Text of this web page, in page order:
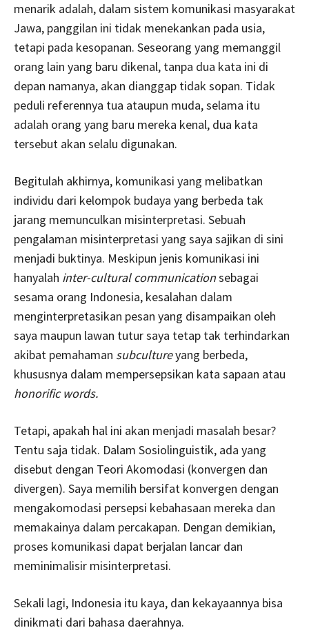
menarik adalah, dalam sistem komunikasi masyarakat
Jawa, panggilan ini tidak menekankan pada usia,
tetapi pada kesopanan. Seseorang yang memanggil
orang lain yang baru dikenal, tanpa dua kata ini di
depan namanya, akan dianggap tidak sopan. Tidak
peduli referennya tua ataupun muda, selama itu
adalah orang yang baru mereka kenal, dua kata
tersebut akan selalu digunakan.
Begitulah akhirnya, komunikasi yang melibatkan
individu dari kelompok budaya yang berbeda tak
jarang memunculkan misinterpretasi. Sebuah
pengalaman misinterpretasi yang saya sajikan di sini
menjadi buktinya. Meskipun jenis komunikasi ini
hanyalah inter-cultural communicationsebagai
sesama orang Indonesia, kesalahan dalam
menginterpretasikan pesan yang disampaikan oleh
saya maupun lawan tutur saya tetap tak terhindarkan
akibat pemahaman subcultureyang berbeda,
khususnya dalam mempersepsikan kata sapaan atau
honorific words.
Tetapi, apakah hal ini akan menjadi masalah besar?
Tentu saja tidak. Dalam Sosiolinguistik, ada yang
disebut dengan Teori Akomodasi (konvergen dan
divergen). Saya memilih bersifat konvergen dengan
mengakomodasi persepsi kebahasaan mereka dan
memakainya dalam percakapan. Dengan demikian,
proses komunikasi dapat berjalan lancar dan
meminimalisir misinterpretasi.
Sekali lagi, Indonesia itu kaya, dan kekayaannya bisa
dinikmati dari bahasa daerahnya.